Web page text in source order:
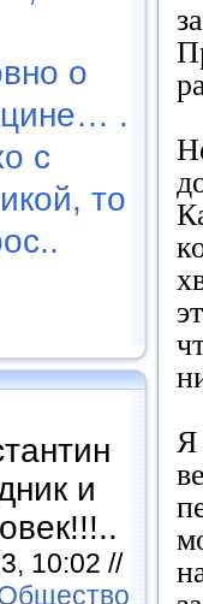
о
.
с
то
и
10:02 //
Я